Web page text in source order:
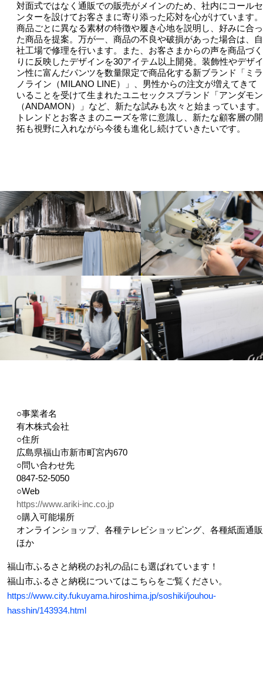
対面式ではなく通販での販売がメインのため、社内にコールセ
ンターを設けてお客さまに寄り添った応対を心がけています。
商品ごとに異なる素材の特徴や履き心地を説明し、好みに合っ
た商品を提案。万が一、商品の不良や破損があった場合は、自
社工場で修理を行います。また、お客さまからの声を商品づく
りに反映したデザインを30アイテム以上開発。装飾性やデザイ
ン性に富んだパンツを数量限定で商品化する新ブランド「ミラ
ノライン（MILANO LINE）」、男性からの注文が増えてきて
いることを受けて生まれたユニセックスブランド「アンダモン
（ANDAMON）」など、新たな試みも次々と始まっています
トレンドとお客さまのニーズを常に意識し、新たな顧客層の開
拓も視野に入れながら今後も進化し続けていきたいです。
○事業者名
有木株式会社
○住所
広島県福山市新市町宮内670
○問い合わせ先
0847-52-5050
○Web
https://www.ariki-inc.co.jp
○購入可能場所
オンラインショップ、各種テレビショッピング、各種紙面通販
ほか
福山市ふるさと納税のお礼の品にも選ばれています！
福山市ふるさと納税についてはこちらをご覧ください。
https://www.city.fukuyama.hiroshima.jp/soshiki/jouhou-
hasshin/143934.html